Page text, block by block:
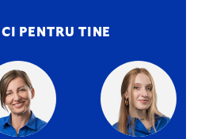
PENTRU TINE